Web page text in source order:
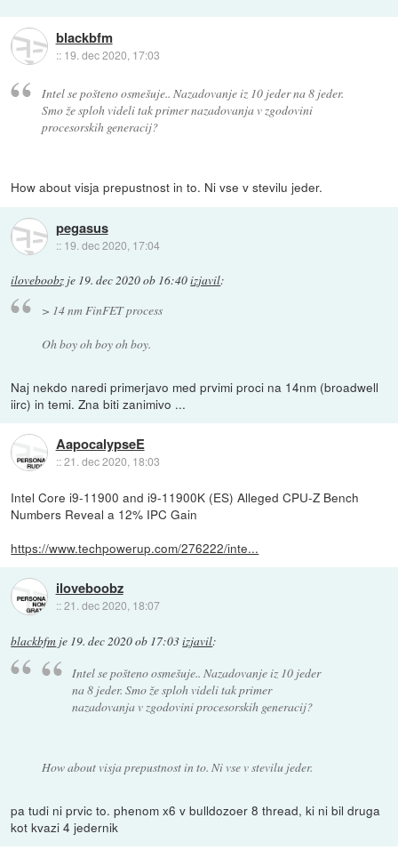
blackbfm
:: 19. dec 2020, 17:03
Intel se pošteno osmešuje.. Nazadovanje iz 10 jeder na 8 jeder.
Smo že sploh videli tak primer nazadovanja v zgodovini
procesorskih generacij?
How about visja prepustnost in to. Ni vse v stevilu jeder.
pegasus
:: 19. dec 2020, 17:04
iloveboobz je 19. dec 2020 ob 16:40izjavil:
> 14 nm FinFET process
Oh boy oh boy oh boy.
Naj nekdo naredi primerjavo med prvimi proci na 14nm (broadwell
iirc) in temi. Zna biti zanimivo ...
AapocalypseE
::21. dec 2020, 18:03
Intel Core i9-11900 and i9-11900K (ES) Alleged CPU-Z Bench
Numbers Reveal a 12% IPC Gain
https://www.techpowerup.com/276222/inte...
iloveboobz
::21. dec 2020, 18:07
blackbfm je 19. dec 2020 ob 17:03izjavil:
Intel se pošteno osmešuje.. Nazadovanje iz 10 jeder
na 8 jeder. Smo že sploh videli tak primer
nazadovanja v zgodovini procesorskih generacij?
How about visja prepustnost in to. Ni vse v stevilu jeder.
pa tudi ni prvic to. phenom x6 v bulldozoer 8 thread, ki ni bil druga
kot kvazi 4 jedernik